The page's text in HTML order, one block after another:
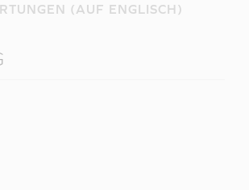
(AUF ENGLISCH)